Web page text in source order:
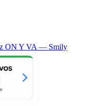
ON Y VA — Smily